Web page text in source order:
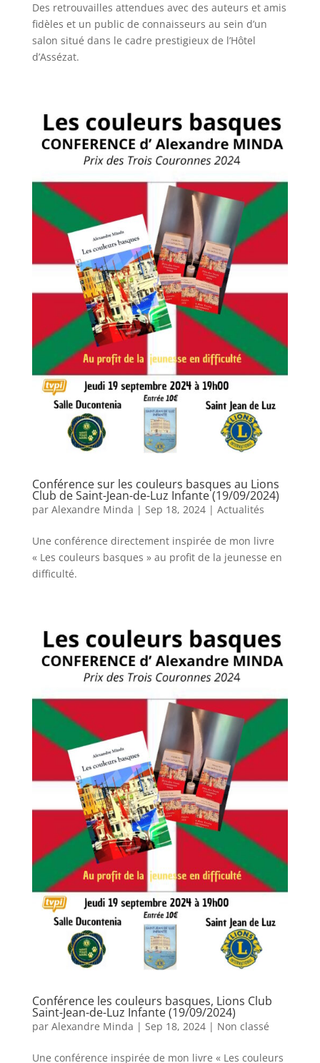
Des retrouvailles attendues avec des auteurs et amis
fidèles et un public de connaisseurs au sein d’un
salon situé dans le cadre prestigieux de l’Hôtel
d’Assézat.
Conférence sur les couleurs basques au Lions
Club de Saint-Jean-de-Luz Infante (19/09/2024)
par Alexandre Minda | Sep 18, 2024| Actualités
Une conférence directement inspirée de mon livre
« Les couleurs basques » au profit de la jeunesse en
difficulté.
Conférence les couleurs basques, Lions Club
Saint-Jean-de-Luz Infante (19/09/2024)
par Alexandre Minda | Sep 18, 2024| Non classé
Une conférence inspirée de mon livre « Les couleurs